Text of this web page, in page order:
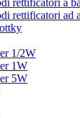
rettificatori a
rettificatori ad
1/2W
1W
5W